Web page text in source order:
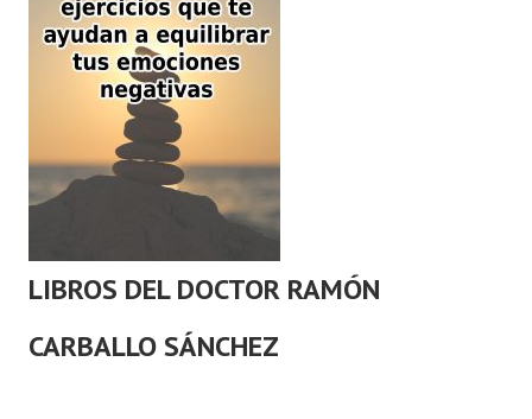
LIBROS DEL DOCTOR RAMÓN
CARBALLO SÁNCHEZ